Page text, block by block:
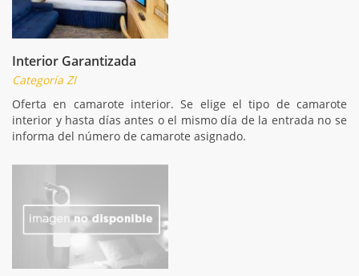
Interior Garantizada
Categoría ZI
Oferta en camarote interior. Se elige el tipo de camarote
interior y hasta días antes o el mismo día de la entrada no se
informa del número de camarote asignado.